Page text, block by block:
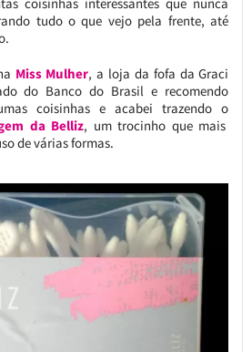
tudo o que vejo pela frente, até
Miss Mulher, a loja da fofa da Graci
do Banco do Brasil e recomendo
coisinhas e acabei trazendo o
da Belliz, um trocinho que mais
de várias formas.